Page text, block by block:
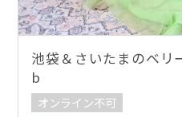
池袋＆さいたまのベリ
b
オンライン不可